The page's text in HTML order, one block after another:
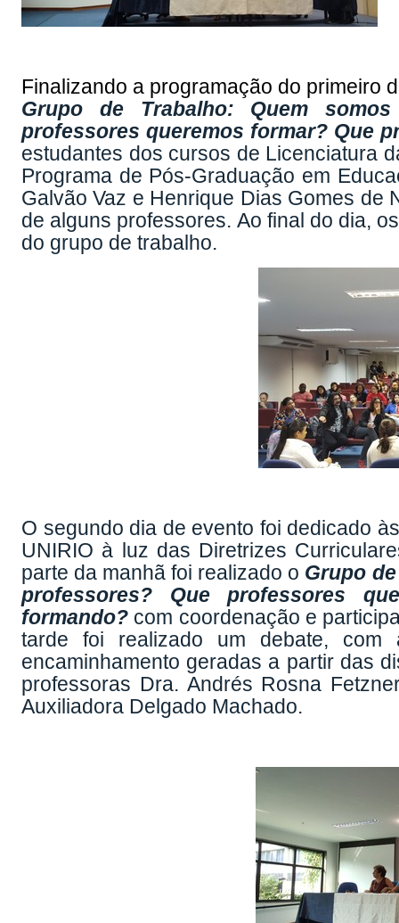
Finalizando a programação do primeiro
Grupo de Trabalho: Quem
professores queremos formar? Que
estudantes dos cursos de Licenciatura
Programa de Pós-Graduação em
Galvão Vaz e Henrique Dias Gomes de
de alguns professores. Ao final do dia,
do grupo de trabalho.
O segundo dia de evento foi dedicado
UNIRIO à luz das Diretrizes
parte da manhã foi realizado o Grupo
professores? Que professores
formando? com coordenação e
tarde foi realizado um debate, com
encaminhamento geradas a partir das
professoras Dra. Andrés Rosna
Auxiliadora Delgado Machado.